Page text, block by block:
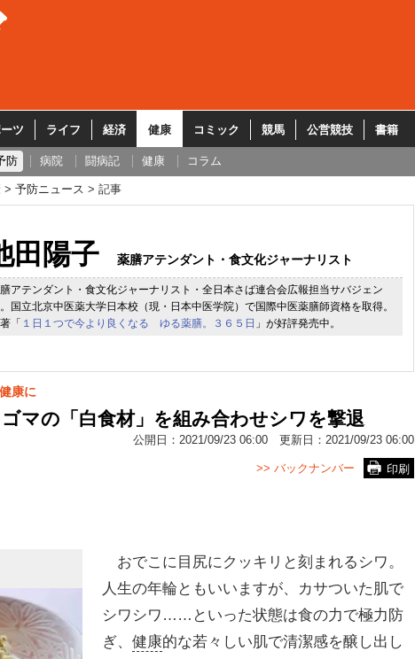
ツ ライフ 経済 健康 コミック 競馬 公営競技 書籍
防 病院 闘病記 健康 コラム
予防ニュース 記事
田陽子 薬膳アテンダント・食文化ジャーナリスト
アテンダント・食文化ジャーナリスト・全日本さば連合会広報担当サバジェン
国立北京中医薬大学日本校（現・日本中医学院）で国際中医薬膳師資格を取得。
「 １日１つで今より良くなる ゆる薬膳。３６５日 」が好評発売中。
康に
マの「白食材」を組み合わせシワを撃退
公開日： 2021/09/23 06:00 更新日： 2021/09/23 06:00
印刷
>> バックナンバー
おでこに目尻にクッキリと刻まれるシワ。
人生の年輪ともいいますが、カサついた肌で
シワシワ……といった状態は食の力で極力防
ぎ、 健康的な若々しい肌で清潔感を醸し出し